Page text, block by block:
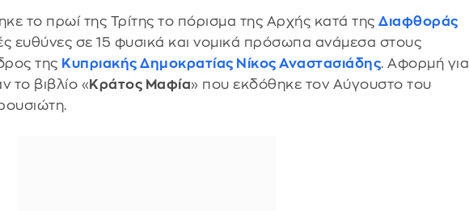
το πρωί της Τρίτης το πόρισμα της Αρχής κατά τηςΔιαφθοράς
ευθύνες σε 15 φυσικά και νομικά πρόσωπα ανάμεσα στους
της Κυπριακής Δημοκρατίας Νίκος Αναστασιάδης. Αφορμή για
το βιβλίο « Κράτος Μαφία» που εκδόθηκε τον Αύγουστο του